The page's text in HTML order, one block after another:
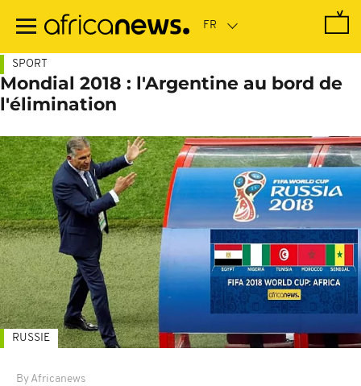
contenu
SPORT
Mondial 2018 : l'Argentine au bord de
l'élimination
By Africanews
RUSSIE